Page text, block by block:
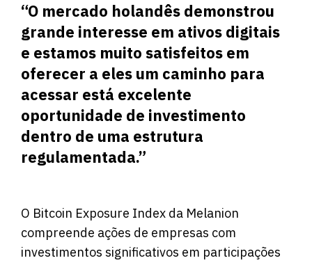
“O mercado holandês demonstrou
grande interesse em ativos digitais
e estamos muito satisfeitos em
oferecer a eles um caminho para
acessar está excelente
oportunidade de investimento
dentro de uma estrutura
regulamentada.”
O Bitcoin Exposure Index da Melanion
compreende ações de empresas com
investimentos significativos em participações